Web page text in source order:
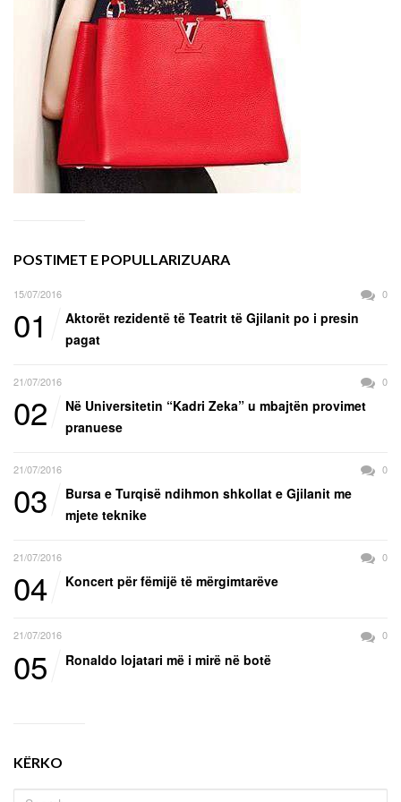
POSTIMET E POPULLARIZUARA
15/07/2016 0
01
Aktorët rezidentë të Teatrit të Gjilanit po i presin
pagat
21/07/2016 0
02
Në Universitetin “Kadri Zeka” u mbajtën provimet
pranuese
21/07/2016 0
03
Bursa e Turqisë ndihmon shkollat e Gjilanit me
mjete teknike
21/07/2016 0
04 Koncert për fëmijë të mërgimtarëve
21/07/2016 0
05 Ronaldo lojatari më i mirë në botë
KËRKO